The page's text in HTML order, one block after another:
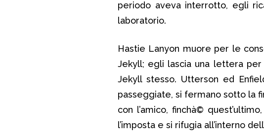
periodo aveva interrotto, egli
laboratorio.
Hastie Lanyon muore per le
Jekyll; egli lascia una lettera
Jekyll stesso. Utterson ed
passeggiate, si fermano sotto la
con l’amico, finchà©
l’imposta e si rifugia all’interno